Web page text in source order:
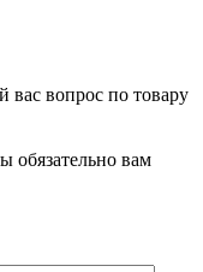
вопрос по товару
обязательно вам